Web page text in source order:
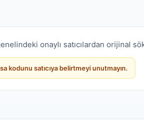
onaylı satıcılardan orijinal
kodunu satıcıya belirtmeyi unutmayın.